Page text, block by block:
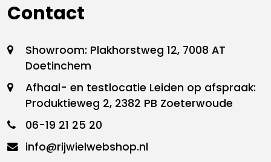
Contact
Showroom: Plakhorstweg 12, 7008 AT
Doetinchem
Afhaal- en testlocatie Leiden op afspraak:
Produktieweg 2, 2382 PB Zoeterwoude
06-19 21 25 20
info@rijwielwebshop.nl